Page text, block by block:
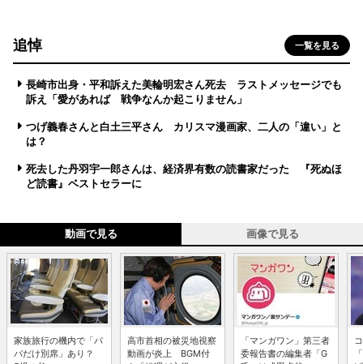
追悼 一覧を見る
長崎市出身・平和訴えた美輪明宏さん死去 ラストメッセージでも
訴え「愛があれば 戦争なんか起こりません」
つげ義春さんと白土三平さん カリスマ漫画家、二人の「違い」と
は？
死去した丹羽宇一郎さんは、経済界有数の読書家だった 『死ぬほ
ど読書』ベストセラーに
動画で見る 画像で見る
家族旅行の機内で「パ
パだけ別席」あり？
高市首相の被災地視察
動画が炎上 BGM付
「マンガワン」第三者
委報告書の編集者「G